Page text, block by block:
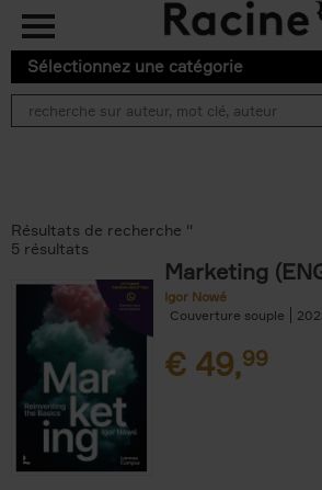
Aller au contenu principal
Sélectionnez une catégorie
Résultats de recherche ''
5 résultats
Marketing
Igor Nowé
Couverture souple
€ 49,99